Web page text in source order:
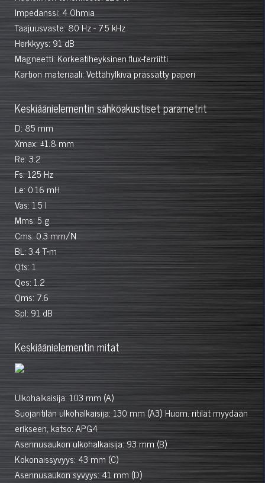
Impedanssi: 4 Ohmia
Taajuusvaste: 80 Hz - 7.5 kHz
Herkkyys: 91 dB
Magneetti: Korkeatiheyksinen flux-ferriitti
Kartion materiaali: Vettähylkivä prässätty paperi
Keskiäänielementin sähköakustiset parametrit
D: 85 mm
Xmax: ±1.8 mm
Re: 3.2
Fs: 125 Hz
Le: 0.16 mH
Vas: 1.5 l
Mms: 5 g
Cms: 0.3 mm/N
BL: 3.4 T•m
Qts: 1
Qes: 1.2
Qms: 7.6
Spl: 91 dB
Keskiäänielementin mitat
Ulkohalkaisija: 103 mm (A)
Suojaritilän ulkohalkaisija: 130 mm (A3) Huom. ritilät myydään
erikseen, katso: APG4
Asennusaukon ulkohalkaisija: 93 mm (B)
Kokonaissyvyys: 43 mm (C)
Asennusaukon syvyys: 41 mm (D)